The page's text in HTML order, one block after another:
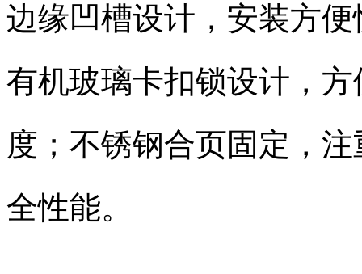
边缘凹槽设计，安装方
有机玻璃卡扣锁设计，
度；不锈钢合页固定，
全性能。